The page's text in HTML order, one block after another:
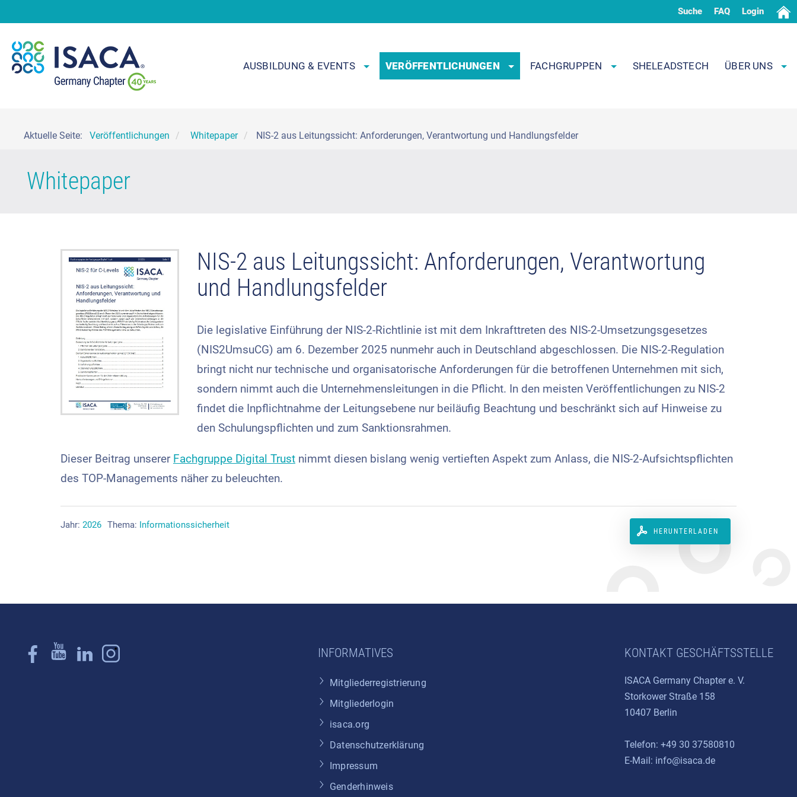
Suche FAQ Login
AUSBILDUNG & EVENTS VERÖFFENTLICHUNGEN FACHGRUPPEN SHELEADSTECH ÜBER UNS
Aktuelle Seite: Veröffentlichungen Whitepaper NIS-2 aus Leitungssicht: Anforderungen, Verantwortung und Handlungsfelder
Whitepaper
NIS-2 aus Leitungssicht: Anforderungen, Verantwortung
und Handlungsfelder
Die legislative Einführung der NIS-2-Richtlinie ist mit dem Inkrafttreten des NIS-2-Umsetzungs­gesetzes
(NIS2UmsuCG) am 6. Dezember 2025 nunmehr auch in Deutschland abgeschlossen. Die NIS-2-Regulation
bringt nicht nur technische und organisatorische Anforderungen für die be­troffenen Unternehmen mit sich,
sondern nimmt auch die Unternehmensleitungen in die Pflicht. In den meisten Veröffentlichungen zu NIS-2
findet die Inpflichtnahme der Leitungsebene nur bei­läufig Beachtung und beschränkt sich auf Hinweise zu
den Schulungspflichten und zum Sankti­onsrahmen.
Dieser Beitrag unserer Fachgruppe Digital Trust nimmt diesen bislang wenig vertieften Aspekt zum Anlass, die NIS-2-Aufsichtspflichten
des TOP-Managements näher zu beleuchten.
Jahr: 2026 Thema: Informationssicherheit
HERUNTERLADEN
INFORMATIVES
Mitgliederregistrierung
Mitgliederlogin
isaca.org
Datenschutzerklärung
Impressum
Genderhinweis
KONTAKT GESCHÄFTSSTELLE
ISACA Germany Chapter e. V.
Storkower Straße 158
10407 Berlin
Telefon: +49 30 37580810
E-Mail: info@isaca.de